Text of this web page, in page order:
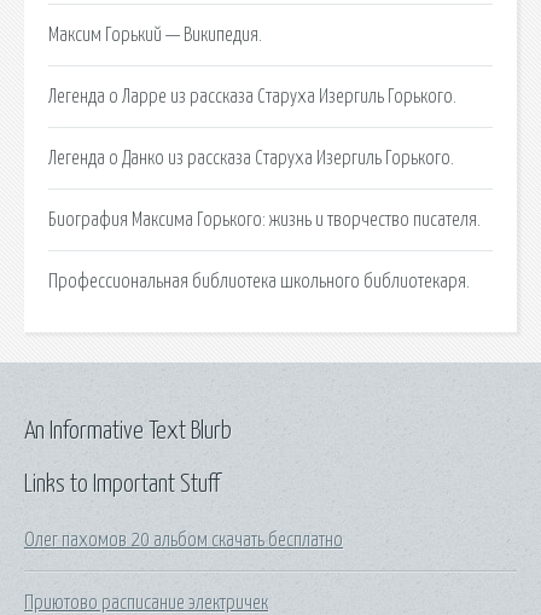
Максим Горький — Википедия.
Легенда о Ларре из рассказа Старуха Изергиль Горького.
Легенда о Данко из рассказа Старуха Изергиль Горького.
Биография Максима Горького: жизнь и творчество писателя.
Профессиональная библиотека школьного библиотекаря.
Links to Important Stuff
Олег пахомов 20 альбом скачать бесплатно
Приютово расписание электричек
An Informative Text Blurb